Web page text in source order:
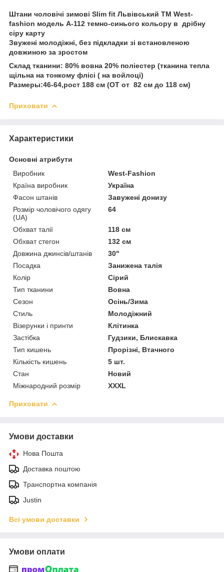
Штани чоловічі зимові Slim fit Львівський ТМ West-
fashion модель А-112 темно-синього кольору в дрібну
сіру карту
Звужені молодіжні, без підкладки зі встановленою
довжиною за зростом
Склад тканини: 80% вовна 20% поліестер (тканина тепла
щільна на тонкому флісі ( на войлоці)
Размеры:46-64,рост 188 см (ОТ от 82 см до 118 см)
Приховати
Характеристики
Основні атрибути
Виробник
West-Fashion
Країна виробник
Україна
Фасон штанів
Завужені донизу
Розмір чоловічого одягу
(UA)
64
Обхват талії
118 см
Обхват стегон
132 см
Довжина джинсів/штанів
30"
Посадка
Занижена талія
Колір
Сірий
Тип тканини
Вовна
Сезон
Осінь/Зима
Стиль
Молодіжний
Візерунки і принти
Клітинка
Застібка
Гудзики, Блискавка
Тип кишень
Прорізні, Втачного
Кількість кишень
5 шт.
Стан
Новий
Міжнародний розмір
XXXL
Приховати
Умови доставки
Нова Пошта
Доставка поштою
Транспортна компанія
Justin
Всі умови доставки
Умови оплати